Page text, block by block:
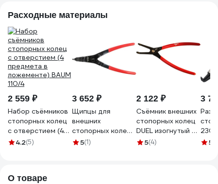
Расходные материалы
2 559 ₽
Набор съёмников
стопорных колец
с отверстием (4
предмета в
4.2(5)
3 652 ₽
Щипцы для
внешних
стопорных колец
Licota без ушка 2
5(1)
2 122 ₽
Съёмник внешних
стопорных колец
DUEL изогнутый с
пружиной 40-100
5(4)
3
230
5
О товаре